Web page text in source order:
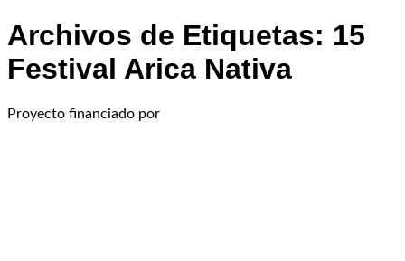
Archivos de Etiquetas: 15
Festival Arica Nativa
Proyecto financiado por